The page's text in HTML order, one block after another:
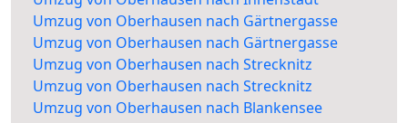
Umzug von Oberhausen nach Gärtnergasse
Umzug von Oberhausen nach Gärtnergasse
Umzug von Oberhausen nach Strecknitz
Umzug von Oberhausen nach Strecknitz
Umzug von Oberhausen nach Blankensee